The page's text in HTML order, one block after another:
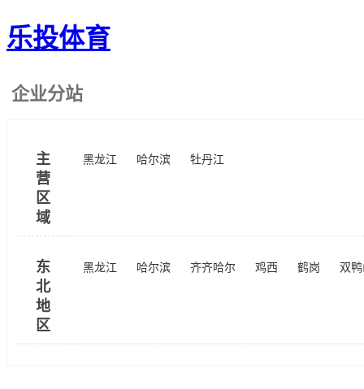
乐投体育
企业分站
主
营
区
域
黑龙江 哈尔滨 牡丹江
东
北
地
区
黑龙江 哈尔滨 齐齐哈尔 鸡西 鹤岗 双